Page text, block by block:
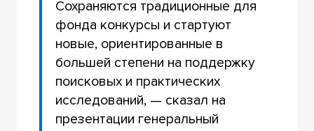
Сохраняются традиционные для
фонда конкурсы и стартуют
новые, ориентированные в
большей степени на поддержку
поисковых и практических
исследований, — сказал на
презентации генеральный